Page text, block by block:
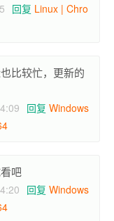
回复 Linux | Chro
比较忙，更新的
回复 Windows
吧
回复 Windows